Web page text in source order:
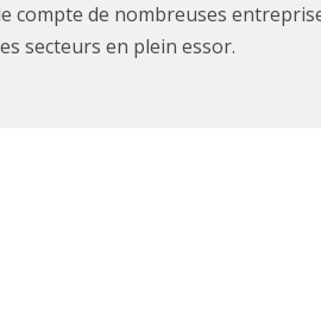
compte de nombreuses
secteurs en plein essor.